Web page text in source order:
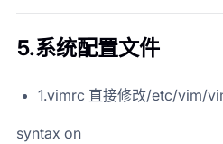
5.系统配置文件
1.vimrc 直接修改/etc/vim/
syntax on